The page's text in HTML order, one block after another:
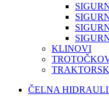
KLINOVI
ČELNA